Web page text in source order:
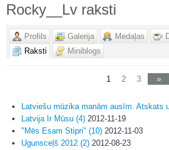
Rocky__Lv raksti
Profils Galerija Medaļas
Raksti
Miniblogs
1 2 3 »
Latviešu mūzika manām ausīm. Atskats
Latvija Ir Mūsu (4) 2012-11-19
"Mēs Esam Stipri" (10) 2012-11-03
Ugunsceļš 2012 (2) 2012-08-23